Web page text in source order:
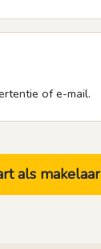
of e-mail.
als makelaar